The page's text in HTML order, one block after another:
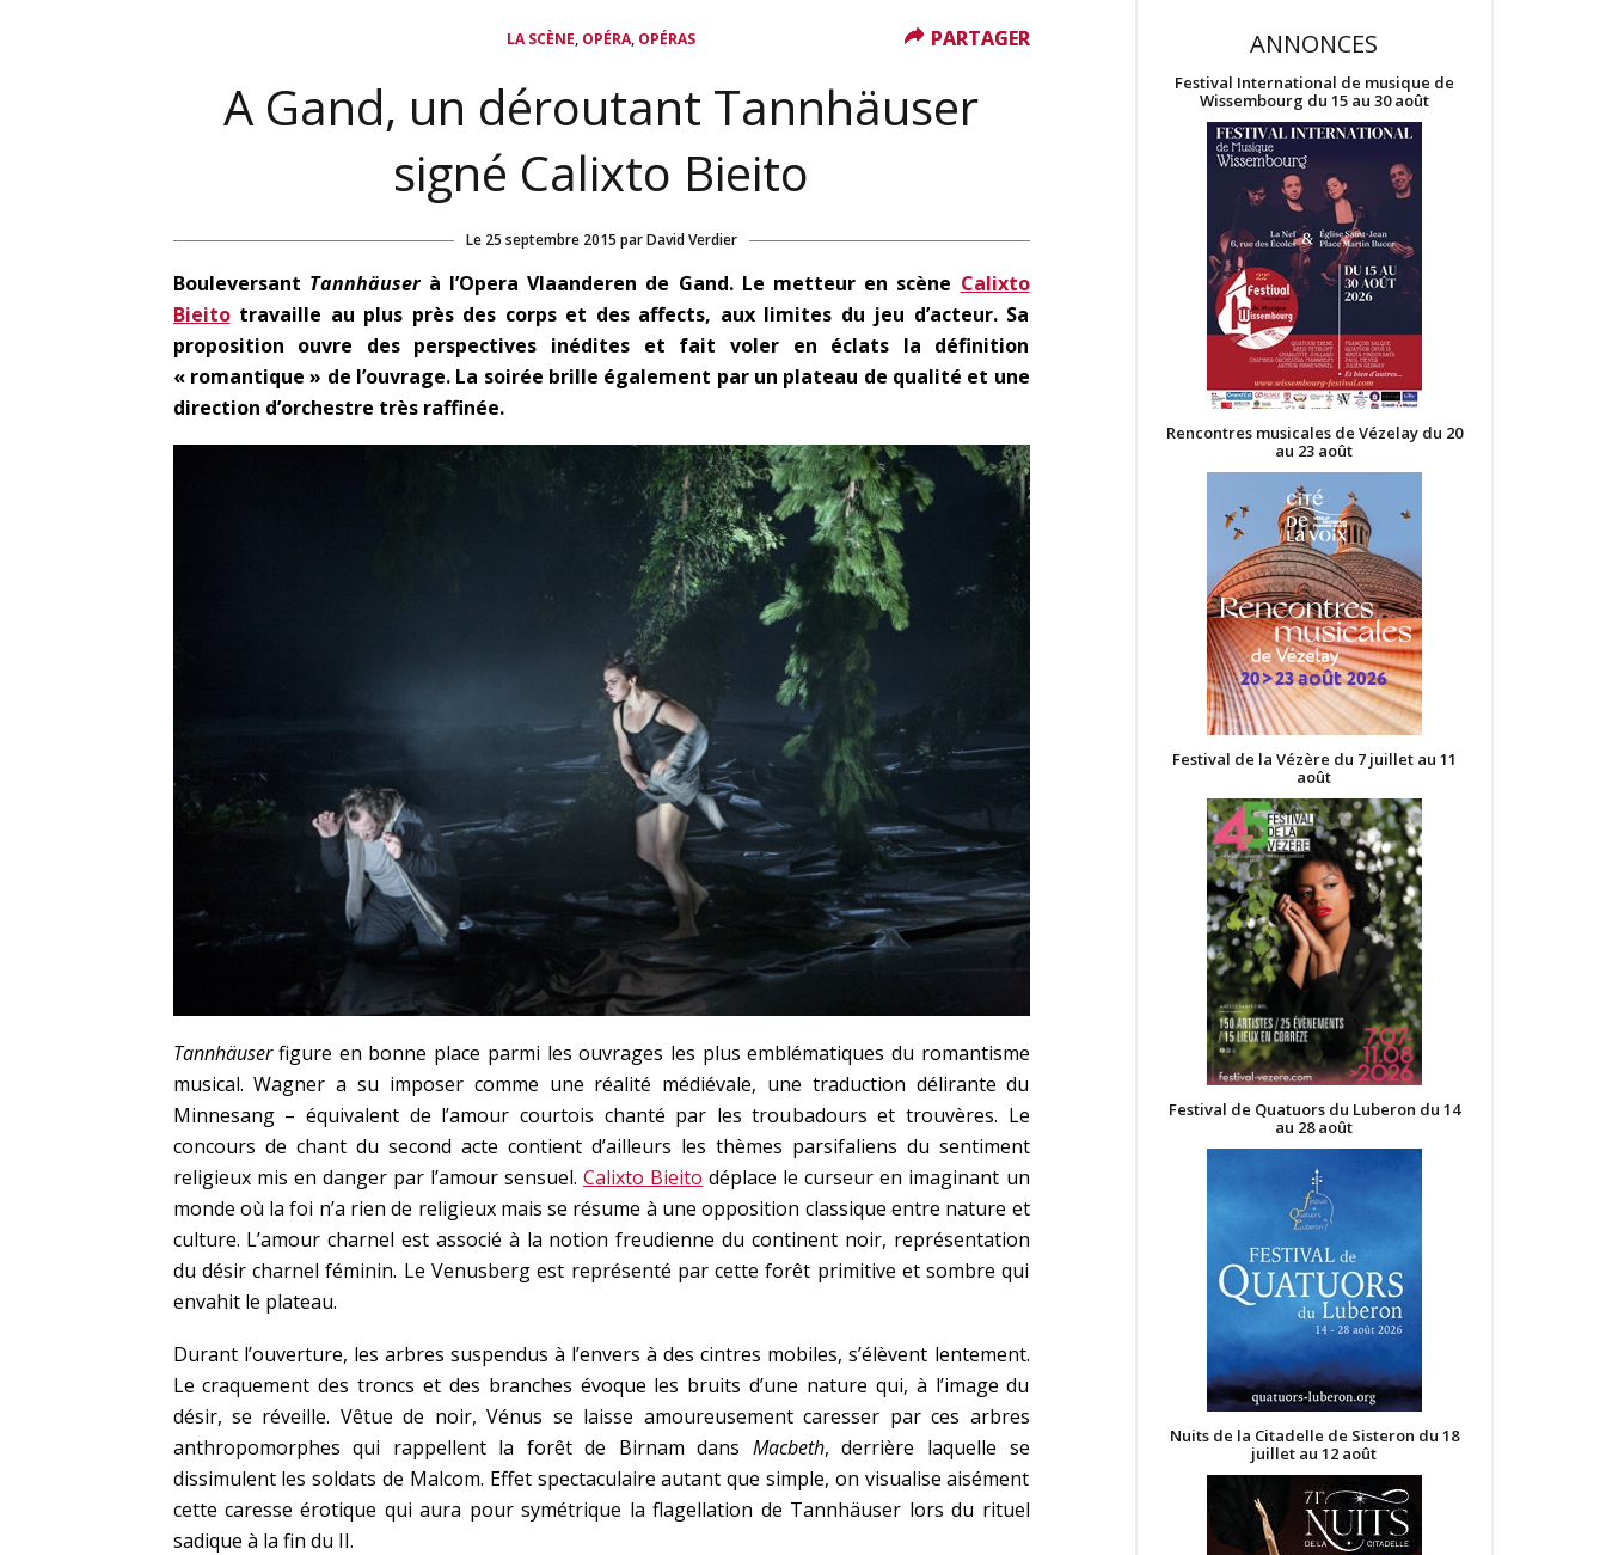
LA SCÈNE, OPÉRA, OPÉRAS
A Gand, un déroutant Tannhäuser
signé Calixto Bieito
Le 25 septembre 2015 par David Verdier
Bouleversant Tannhäuserà l’Opera Vlaanderen de Gand. Le metteur en scène Calixto
Bieitotravaille au plus près des corps et des affects, aux limites du jeu d’acteur. Sa
proposition ouvre des perspectives inédites et fait voler en éclats la définition
« romantique » de l’ouvrage. La soirée brille également par un plateau de qualité et une
direction d’orchestre très raffinée.
Tannhäuserfigure en bonne place parmi les ouvrages les plus emblématiques du romantisme
musical. Wagner a su imposer comme une réalité médiévale, une traduction délirante du
Minnesang – équivalent de l’amour courtois chanté par les troubadours et trouvères. Le
concours de chant du second acte contient d’ailleurs les thèmes parsifaliens du sentiment
religieux mis en danger par l’amour sensuel. Calixto Bieito déplace le curseur en imaginant un
monde où la foi n’a rien de religieux mais se résume à une opposition classique entre nature et
culture. L’amour charnel est associé à la notion freudienne du continent noir, représentation
du désir charnel féminin. Le Venusberg est représenté par cette forêt primitive et sombre qui
envahit le plateau.
Durant l’ouverture, les arbres suspendus à l’envers à des cintres mobiles, s’élèvent lentement.
Le craquement des troncs et des branches évoque les bruits d’une nature qui, à l’image du
désir, se réveille. Vêtue de noir, Vénus se laisse amoureusement caresser par ces arbres
anthropomorphes qui rappellent la forêt de Birnam dans Macbeth, derrière laquelle se
dissimulent les soldats de Malcom. Effet spectaculaire autant que simple, on visualise aisément
cette caresse érotique qui aura pour symétrique la flagellation de Tannhäuser lors du rituel
sadique à la fin du II.
PARTAGER
PARTAGER ANNONCES
Festival International de musique de
Wissembourg du 15 au 30 août
Rencontres musicales de Vézelay du 20
au 23 août
Festival de la Vézère du 7 juillet au 11
août
Festival de Quatuors du Luberon du 14
au 28 août
Nuits de la Citadelle de Sisteron du 18
juillet au 12 août